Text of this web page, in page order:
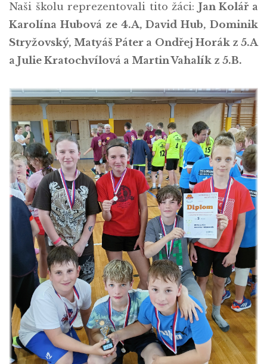
Naši školu reprezentovali tito žáci: Jan Kolář a
Karolína Hubová ze 4.A, David Hub, Dominik
Stryžovský, Matyáš Páter a Ondřej Horák z 5.A
a Julie Kratochvílová a Martin Vahalík z 5.B.